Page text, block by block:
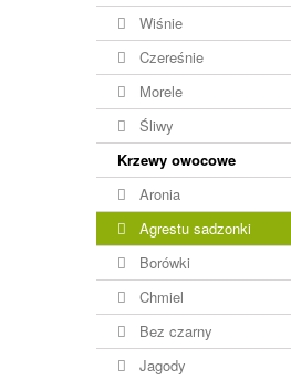
Wiśnie
Czereśnie
Morele
Śliwy
Krzewy owocowe
Aronia
Agrestu sadzonki
Borówki
Chmiel
Bez czarny
Jagody